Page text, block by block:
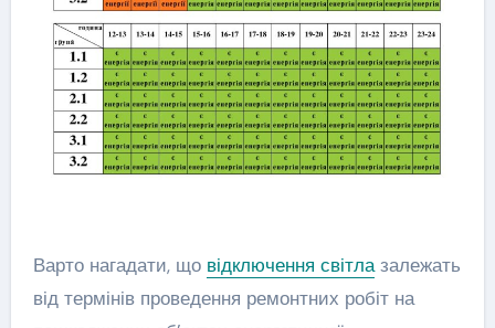
Варто нагадати, що відключення світлазалежать
від термінів проведення ремонтних робіт на